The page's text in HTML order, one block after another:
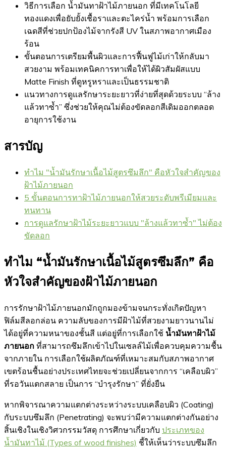
วิธีการเลือก น้ำมันทาฝ้าไม้ภายนอก ที่มีเทคโนโลยี
ทองแดงเพื่อยับยั้งเชื้อราและตะไคร่น้ำ พร้อมการเลือก
เฉดสีที่ช่วยปกป้องไม้จากรังสี UV ในสภาพอากาศเมือง
ร้อน
ขั้นตอนการเตรียมพื้นผิวและการฟื้นฟูไม้เก่าให้กลับมา
สวยงาม พร้อมเทคนิคการทาเพื่อให้ได้ผิวสัมผัสแบบ
Matte Finish ที่ดูหรูหราและเป็นธรรมชาติ
แนวทางการดูแลรักษาระยะยาวที่ง่ายที่สุดด้วยระบบ “ล้าง
แล้วทาซ้ำ” ซึ่งช่วยให้คุณไม่ต้องขัดลอกสีเดิมออกตลอด
อายุการใช้งาน
สารบัญ
ทำไม "น้ำมันรักษาเนื้อไม้สูตรซึมลึก" คือหัวใจสำคัญของ
ฝ้าไม้ภายนอก
5 ขั้นตอนการทาฝ้าไม้ภายนอกให้สวยระดับพรีเมียมและ
ทนทาน
การดูแลรักษาฝ้าไม้ระยะยาวแบบ "ล้างแล้วทาซ้ำ" ไม่ต้อง
ขัดลอก
ทำไม “น้ำมันรักษาเนื้อไม้สูตรซึมลึก” คือ
หัวใจสำคัญของฝ้าไม้ภายนอก
การรักษาฝ้าไม้ภายนอกมักถูกมองข้ามจนกระทั่งเกิดปัญหา
ฟิล์มสีลอกล่อน ความลับของการมีฝ้าไม้ที่สวยงามยาวนานไม่
ได้อยู่ที่ความหนาของชั้นสี แต่อยู่ที่การเลือกใช้ น้ำมันทาฝ้าไม้
ภายนอก ที่สามารถซึมลึกเข้าไปในเซลล์ไม้เพื่อควบคุมความชื้น
จากภายใน การเลือกใช้ผลิตภัณฑ์ที่เหมาะสมกับสภาพอากาศ
เขตร้อนชื้นอย่างประเทศไทยจะช่วยเปลี่ยนจากการ “เคลือบผิว”
ที่รอวันแตกสลาย เป็นการ “บำรุงรักษา” ที่ยั่งยืน
หากพิจารณาความแตกต่างระหว่างระบบเคลือบผิว (Coating)
กับระบบซึมลึก (Penetrating) จะพบว่ามีความแตกต่างกันอย่าง
สิ้นเชิงในเชิงวิศวกรรมวัสดุ การศึกษาเกี่ยวกับ ประเภทของ
น้ำมันทาไม้ (Types of wood finishes) ชี้ให้เห็นว่าระบบซึมลึก